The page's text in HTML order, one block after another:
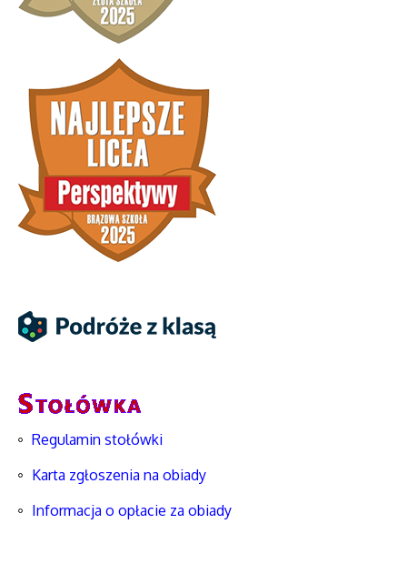
Regulamin stołówki
Karta zgłoszenia na obiady
Informacja o opłacie za obiady